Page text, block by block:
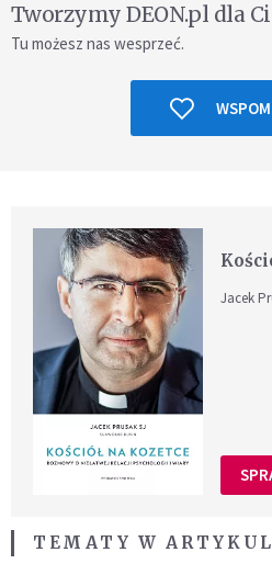
Tworzymy DEON.pl dla
Tu możesz nas wesprzeć.
Jacek
TEMATY W